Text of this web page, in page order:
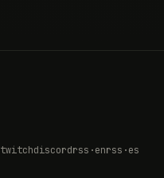
twitchdiscordrss·enrss·es